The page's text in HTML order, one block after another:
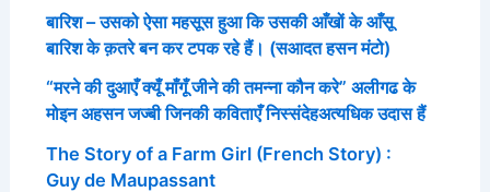
बारिश – उसको ऐसा महसूस हुआ कि उसकी आँखों के आँसू
बारिश के क़तरे बन कर टपक रहे हैं। (सआदत हसन मंटो)
“मरने की दुआएँ क्यूँ माँगूँ जीने की तमन्ना कौन करे” अलीगढ के
मोइन अहसन जज्बी जिनकी कविताएँ निस्संदेहअत्यधिक उदास हैं
The Story of a Farm Girl (French Story) :
Guy de Maupassant